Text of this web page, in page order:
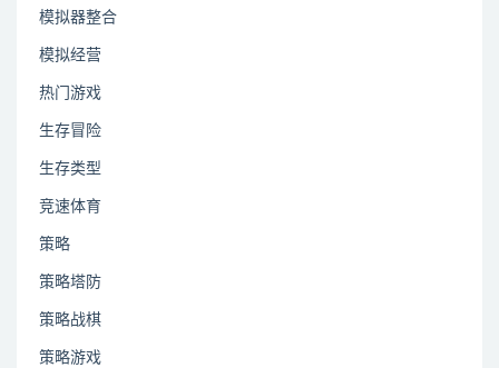
模拟器整合
模拟经营
热门游戏
生存冒险
生存类型
竞速体育
策略
策略塔防
策略战棋
策略游戏